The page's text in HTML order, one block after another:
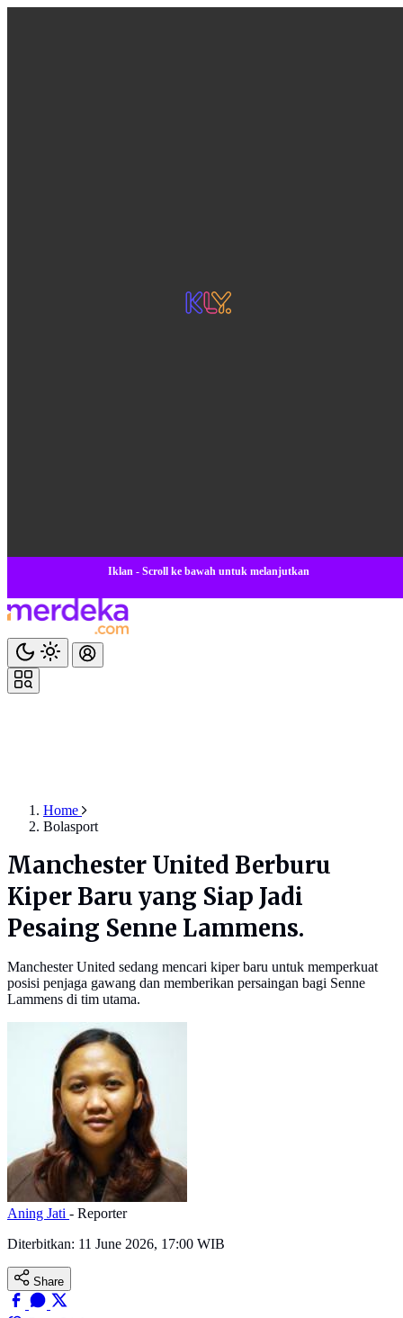
Iklan - Scroll ke bawah untuk melanjutkan
Home
Bolasport
Manchester United Berburu
Kiper Baru yang Siap Jadi
Pesaing Senne Lammens.
Manchester United sedang mencari kiper baru untuk memperkuat
posisi penjaga gawang dan memberikan persaingan bagi Senne
Lammens di tim utama.
Aning Jati - Reporter
Diterbitkan: 11 June 2026, 17:00 WIB
Share